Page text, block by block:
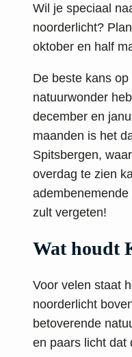
Wil je speciaal
noorderlicht?
oktober en half
De beste kans
natuurwonder
december en
maanden is het
Spitsbergen,
overdag te zien
zult vergeten!
Wat houdt
Voor velen staat
noorderlicht
betoverende
en paars licht dat